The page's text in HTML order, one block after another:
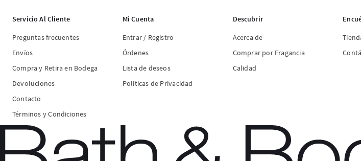
Servicio Al Cliente
Preguntas frecuentes
Envíos
Compra y Retira en Bodega
Devoluciones
Contacto
Términos y Condiciones
Mi Cuenta
Entrar / Registro
Órdenes
Lista de deseos
Políticas de Privacidad
Descubrir
Acerca de
Comprar por Fragancia
Calidad